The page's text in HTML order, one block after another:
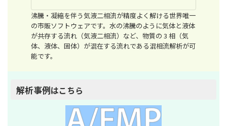
沸騰・凝縮を伴う気液二相流が精度よく解ける世界唯一
の市販ソフトウェアです。水の沸騰のように気体と液体
が共存する流れ（気液二相流）など、物質の 3 相（気
体、液体、固体）が混在する流れである混相流解析が可
能です。
解析事例はこちら